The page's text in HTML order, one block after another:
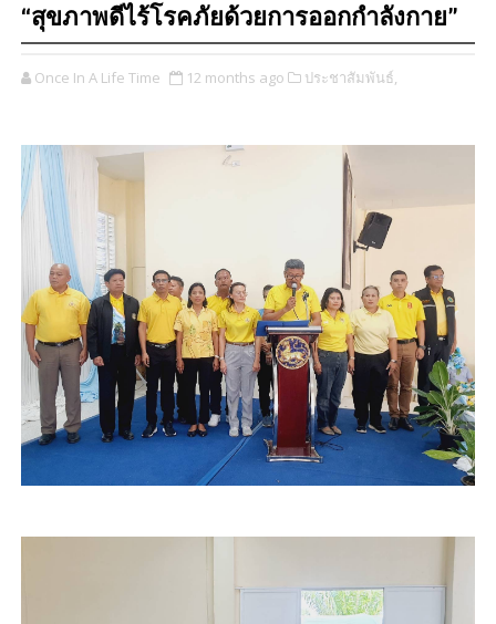
“สุขภาพดีไร้โรคภัยด้วยการออกกำลังกาย”
Once In A Life Time 12 months ago ประชาสัมพันธ์,